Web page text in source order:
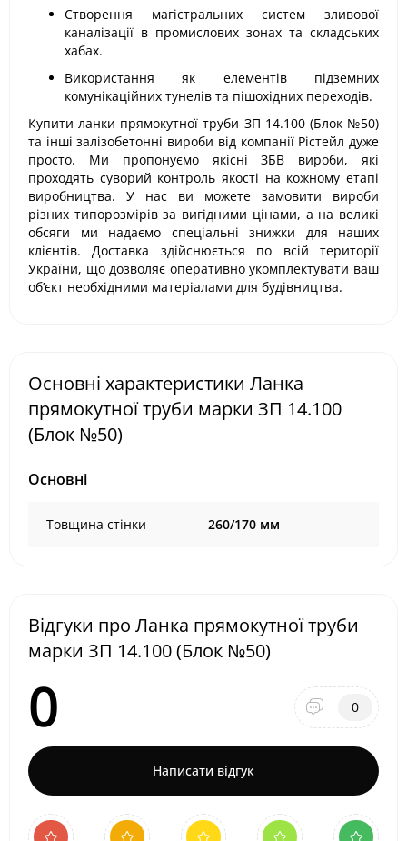
Створення магістральних систем зливової
каналізації в промислових зонах та складських
хабах.
Використання як елементів підземних
комунікаційних тунелів та пішохідних переходів.
Купити ланки прямокутної труби ЗП 14.100 (Блок №50)
та інші залізобетонні вироби від компанії Рістейл дуже
просто. Ми пропонуємо якісні ЗБВ вироби, які
проходять суворий контроль якості на кожному етапі
виробництва. У нас ви можете замовити вироби
різних типорозмірів за вигідними цінами, а на великі
обсяги ми надаємо спеціальні знижки для наших
клієнтів. Доставка здійснюється по всій території
України, що дозволяє оперативно укомплектувати ваш
об’єкт необхідними матеріалами для будівництва.
Основні характеристики Ланка
прямокутної труби марки ЗП 14.100
(Блок №50)
Основні
Товщина стінки 260/170 мм
Відгуки про Ланка прямокутної труби
марки ЗП 14.100 (Блок №50)
0 0
Написати відгук